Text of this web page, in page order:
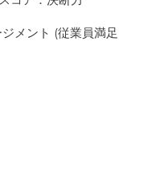
メント (従業員満足